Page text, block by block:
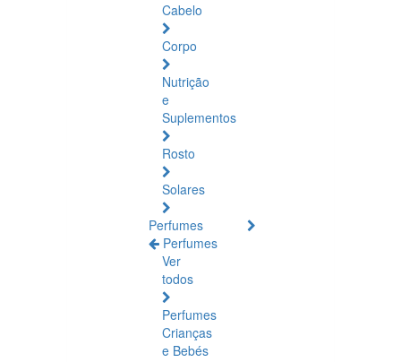
Cabelo
Corpo
Nutrição
e
Suplementos
Rosto
Solares
Perfumes
Perfumes
Ver
todos
Perfumes
Crianças
e Bebés